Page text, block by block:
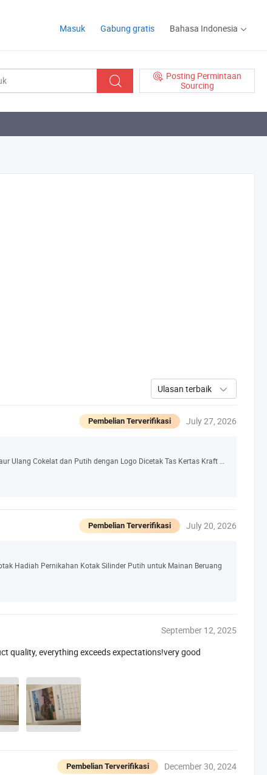
Masuk Gabung gratis Bahasa Indonesia
Posting Permintaan
Sourcing
Ulasan terbaik
Pembelian Terverifikasi July 27, 2026
Pembelian Terverifikasi July 20, 2026
Hadiah Pernikahan Kotak Silinder Putih untuk Mainan Beruang
September 12, 2025
quality, everything exceeds expectations!very good
Pembelian Terverifikasi December 30, 2024